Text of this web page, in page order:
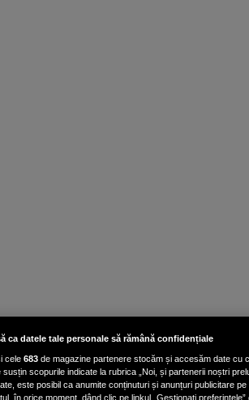
ca datele tale personale să rămână confidențiale
cele 683 de magazine partenere stocăm și accesăm date cu
scopurile indicate la rubrica „Noi, și partenerii noștri
este posibil ca anumite conținuturi și anunțuri publicitare
în orice moment, dând clic pe linkul „Gestionați